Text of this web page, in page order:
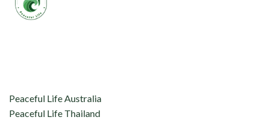
Peaceful Life Australia
Peaceful Life Thailand